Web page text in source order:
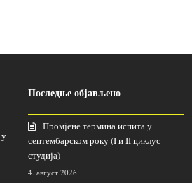
Последње објављено
Промјене термина испита у
септембарском року (I и II циклус
студија)
4. август 2026.